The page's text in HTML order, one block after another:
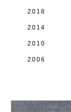
2018
2014
2010
2006